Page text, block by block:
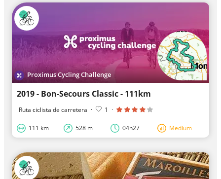
Proximus Cycling Challenge
2019 - Bon-Secours Classic - 111km
Ruta ciclista de carretera · 1 ·
111 km 528 m 04h27 Medium